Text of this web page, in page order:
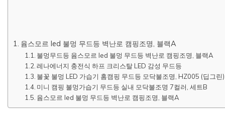
윰스모르 led 불멍 무드등 벽난로 캠핑조명, 블랙A
불멍무드등 윰스모르 led 불멍 무드등 벽난로 캠핑조명, 블랙A
레나에너지 충전식 하프 크리스탈 LED 감성 무드등
불꽃 불멍 LED 가습기 홈캠핑 무드등 모닥불조명, HZ005 (딥그린)
미니 캠핑 불멍가습기 무드등 실내 모닥불조명 7컬러, 세트B
윰스모르 led 불멍 무드등 벽난로 캠핑조명, 블랙A